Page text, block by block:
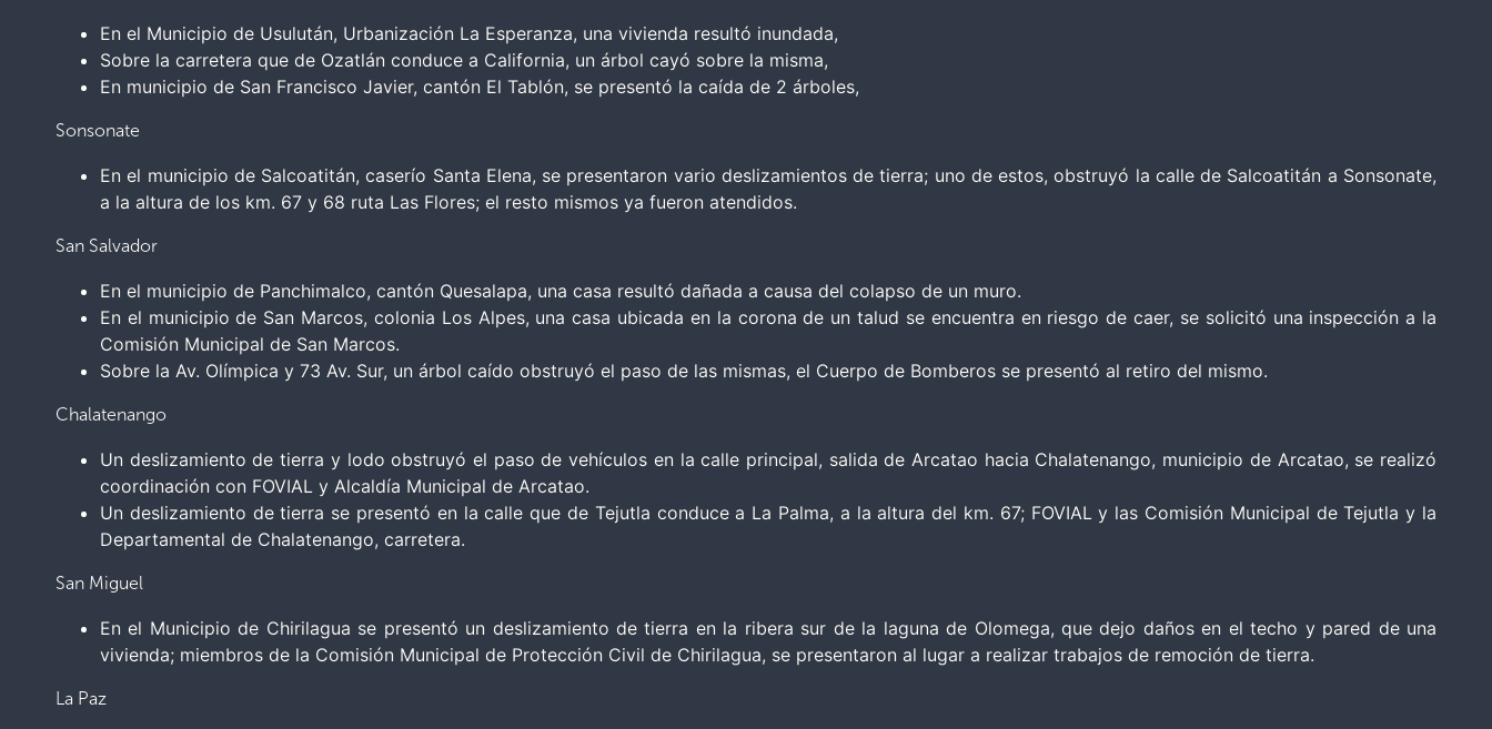
En el Municipio de Usulután, Urbanización La Esperanza, una vivienda resultó inundada,
Sobre la carretera que de Ozatlán conduce a California, un árbol cayó sobre la misma,
En municipio de San Francisco Javier, cantón El Tablón, se presentó la caída de 2 árboles,
Sonsonate
En el municipio de Salcoatitán, caserío Santa Elena, se presentaron vario deslizamientos de tierra; uno de estos, obstruyó la calle de Salcoatitán a Sonsonate,
a la altura de los km. 67 y 68 ruta Las Flores; el resto mismos ya fueron atendidos.
San Salvador
En el municipio de Panchimalco, cantón Quesalapa, una casa resultó dañada a causa del colapso de un muro.
En el municipio de San Marcos, colonia Los Alpes, una casa ubicada en la corona de un talud se encuentra en riesgo de caer, se solicitó una inspección a la
Comisión Municipal de San Marcos.
Sobre la Av. Olímpica y 73 Av. Sur, un árbol caído obstruyó el paso de las mismas, el Cuerpo de Bomberos se presentó al retiro del mismo.
Chalatenango
Un deslizamiento de tierra y lodo obstruyó el paso de vehículos en la calle principal, salida de Arcatao hacia Chalatenango, municipio de Arcatao, se realizó
coordinación con FOVIAL y Alcaldía Municipal de Arcatao.
Un deslizamiento de tierra se presentó en la calle que de Tejutla conduce a La Palma, a la altura del km. 67; FOVIAL y las Comisión Municipal de Tejutla y la
Departamental de Chalatenango, carretera.
San Miguel
En el Municipio de Chirilagua se presentó un deslizamiento de tierra en la ribera sur de la laguna de Olomega, que dejo daños en el techo y pared de una
vivienda; miembros de la Comisión Municipal de Protección Civil de Chirilagua, se presentaron al lugar a realizar trabajos de remoción de tierra.
La Paz